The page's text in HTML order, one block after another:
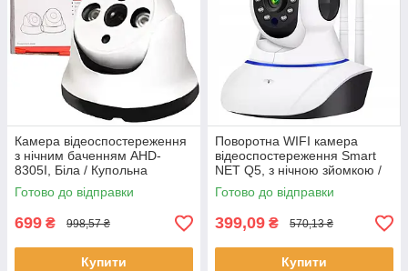
Камера відеоспостереження
з нічним баченням AHD-
8305I, Біла / Купольна
зовнішня 3 ІЧ-світлодіода,
цілодобова
Готово до відправки
699 ₴ 998,57 ₴
Купити
Поворотна WIFI камера
відеоспостереження Smart
NET Q5, з нічною зйомкою /
Бездротова камера для дому
Готово до відправки
399,09 ₴ 570,13 ₴
Купити